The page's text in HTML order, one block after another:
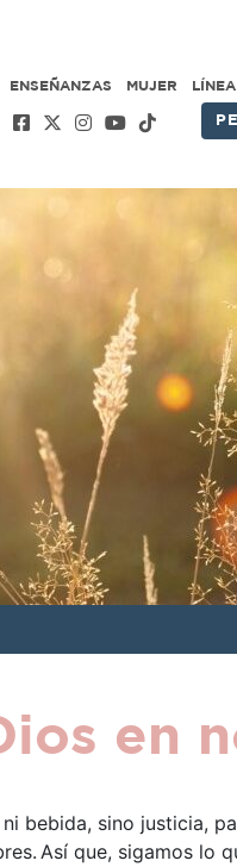
ENSEÑANZAS MUJER
en
bebida, sino justicia,
Así que, sigamos lo